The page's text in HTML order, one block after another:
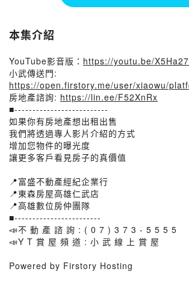
本集介紹
YouTube影音版： https://youtu.be/
小武傳送門:
https://open.firstory.me/user/xiaowu/
房地產諮詢: https://lin.ee/F52XnRx
■--------------------------
如果你有房地產想出租出售
我們將透過專人影片介紹的方式
增加您物件的曝光度
讓更多客戶看見房子的真價值
📍富盛不動產經紀企業行
📍東森房屋高雄仁武店
📍高雄數位房仲團隊
■------------------------
📣不 動 產 諮 詢 : ( 0 7 ) 3 7 3 - 5 5 5 5
📣Y T 賞 屋 頻 道 : 小 武 線 上 賞 屋
Powered by Firstory Hosting